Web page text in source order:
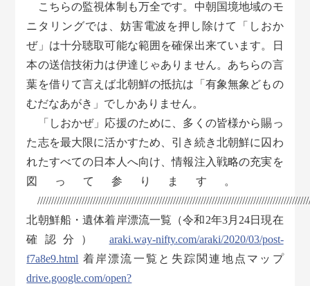
こちらの監視体制も万全です。中朝国境地域のモ
ニタリングでは、妨害電波を押し除けて「しおか
ぜ」は十分聴取可能な範囲を確保出来ています。日
本の送信技術力は伊達じゃありません。あちらの言
葉を借りて言えば北朝鮮の抵抗は「有象無象どもの
むだなあがき」でしかありません。
「しおかぜ」応援のために、多くの皆様から賜っ
た志を最大限に活かすため、引き続き北朝鮮に囚わ
れたすべての日本人へ向け、情報注入戦略の充実を
図って参ります。
北朝鮮船・遺体着岸漂流一覧（令和2年3月24日現在
確認分） araki.way-nifty.com/araki/2020/03/post-
f7a8e9.html 着岸漂流一覧と失踪関連地点マップ
drive.google.com/open?